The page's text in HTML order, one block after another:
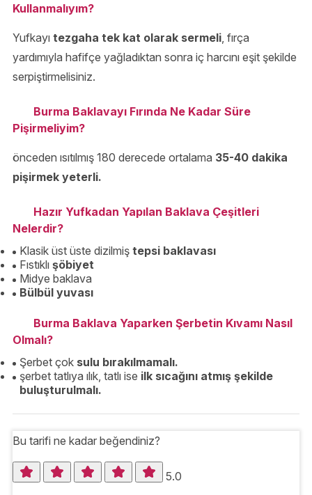
Kullanmalıyım?
Yufkayı tezgaha tek kat olarak sermeli, fırça
yardımıyla hafifçe yağladıktan sonra iç harcını eşit şekilde
serpiştirmelisiniz.
Burma Baklavayı Fırında Ne Kadar Süre
Pişirmeliyim?
önceden ısıtılmış 180 derecede ortalama 35-40 dakika
pişirmek yeterli.
Hazır Yufkadan Yapılan Baklava Çeşitleri
Nelerdir?
Klasik üst üste dizilmiş tepsi baklavası
Fıstıklı şöbiyet
Midye baklava
Bülbül yuvası
Burma Baklava Yaparken Şerbetin Kıvamı Nasıl
Olmalı?
Şerbet çok sulu bırakılmamalı.
şerbet tatlıya ılık, tatlı ise ilk sıcağını atmış şekilde
buluşturulmalı.
Bu tarifi ne kadar beğendiniz?
5.0